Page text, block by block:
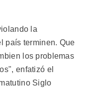
la
país terminen. Que
los problemas
enfatizó el
Siglo